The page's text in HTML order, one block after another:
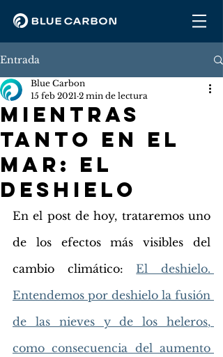
Entrada
MIENTRAS
TANTO EN EL
MAR: EL
DESHIELO
Blue Carbon
15 feb 2021 2 min de lectura
En el post de hoy, trataremos uno
de los efectos más visibles del
cambio climático: El deshielo.
Entendemos por deshielo la fusión
de las nieves y de los heleros,
como consecuencia del aumento